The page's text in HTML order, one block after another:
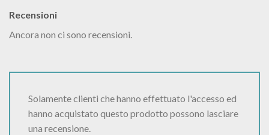
Recensioni
Ancora non ci sono recensioni.
Solamente clienti che hanno effettuato l'accesso ed
hanno acquistato questo prodotto possono lasciare
una recensione.